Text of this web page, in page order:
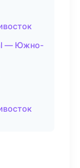
— Южно-